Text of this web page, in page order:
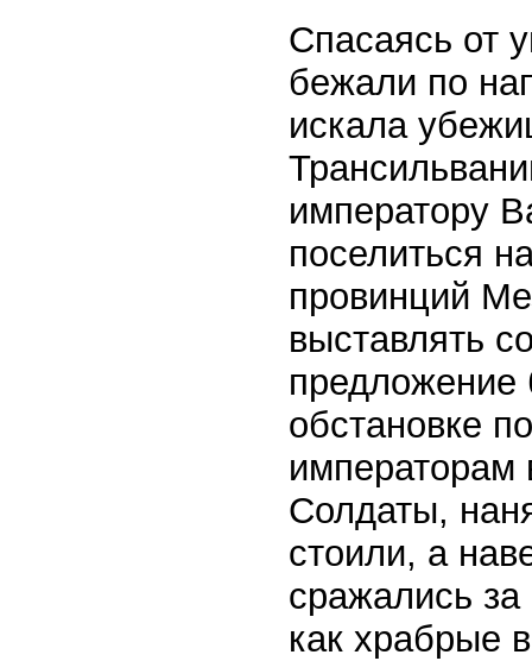
Спасаясь от
бежали по
искала
императору
поселиться
провинций
выставлять
предложение
обстановке
императорам
Солдаты,
стоили, а
сражались
как храбрые